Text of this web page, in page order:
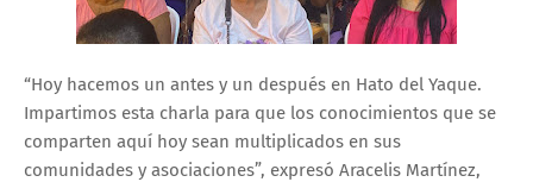
“Hoy hacemos un antes y un después en Hato del Yaque.
Impartimos esta charla para que los conocimientos que se
comparten aquí hoy sean multiplicados en sus
comunidades y asociaciones”, expresó Aracelis Martínez,